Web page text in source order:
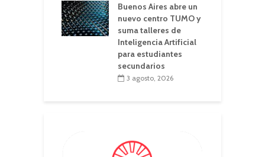
Buenos Aires abre un
nuevo centro TUMO y
suma talleres de
Inteligencia Artificial
para estudiantes
secundarios
3 agosto, 2026